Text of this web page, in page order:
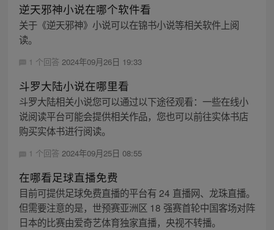
逆天邪神小说在哪个软件看
关于《逆天邪神》小说可以在锦书小说等相关软件上阅
读。
1 个回答 2024年09月26日 19:33
斗罗大陆小说在哪里看
斗罗大陆相关小说您可以通过以下途径观看：一些在线小
说阅读平台可能会提供相关作品，您也可以前往实体书店
购买实体书进行阅读。
1 个回答 2024年09月25日 08:55
在哪看足球直播免费
目前可提供足球免费直播的平台有 24 直播网、龙珠直播。
但需要注意的是，世预赛亚洲区 18 强赛首轮中国客场对阵
日本的比赛由爱奇艺体育独家直播，央视不转播。